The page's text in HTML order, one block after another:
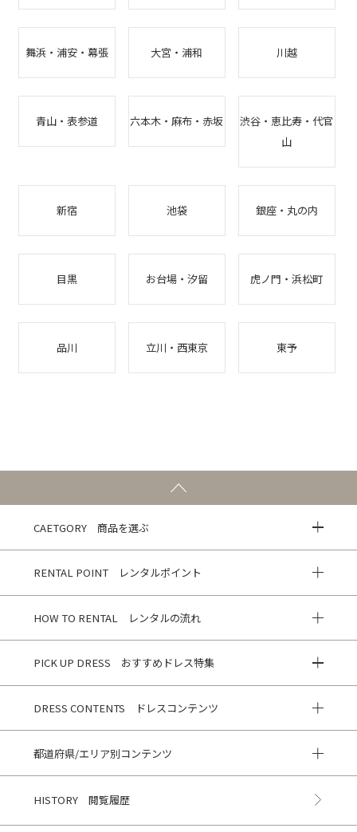
舞浜・浦安・幕張 大宮・浦和 川越
青山・表参道 六本木・麻布・赤坂
渋谷・恵比寿・代官
山
新宿 池袋 銀座・丸の内
目黒 お台場・汐留 虎ノ門・浜松町
品川 立川・西東京 東予
CAETGORY 商品を選ぶ
RENTAL POINT レンタルポイント
HOW TO RENTAL レンタルの流れ
PICK UP DRESS おすすめドレス特集
DRESS CONTENTS ドレスコンテンツ
都道府県/エリア別コンテンツ
HISTORY 閲覧履歴